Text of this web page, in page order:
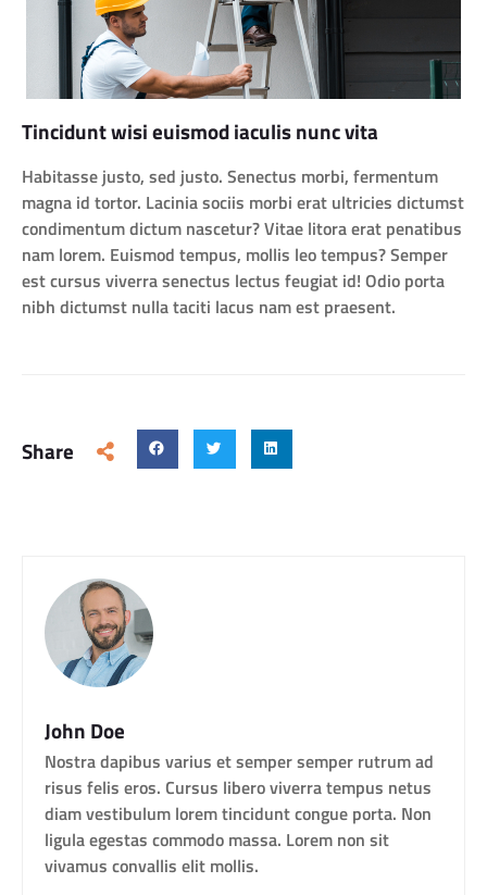
Tincidunt wisi euismod iaculis nunc vita
Habitasse justo, sed justo. Senectus morbi, fermentum
magna id tortor. Lacinia sociis morbi erat ultricies dictumst
condimentum dictum nascetur? Vitae litora erat penatibus
nam lorem. Euismod tempus, mollis leo tempus? Semper
est cursus viverra senectus lectus feugiat id! Odio porta
nibh dictumst nulla taciti lacus nam est praesent.
Share
John Doe
Nostra dapibus varius et semper semper rutrum ad
risus felis eros. Cursus libero viverra tempus netus
diam vestibulum lorem tincidunt congue porta. Non
ligula egestas commodo massa. Lorem non sit
vivamus convallis elit mollis.